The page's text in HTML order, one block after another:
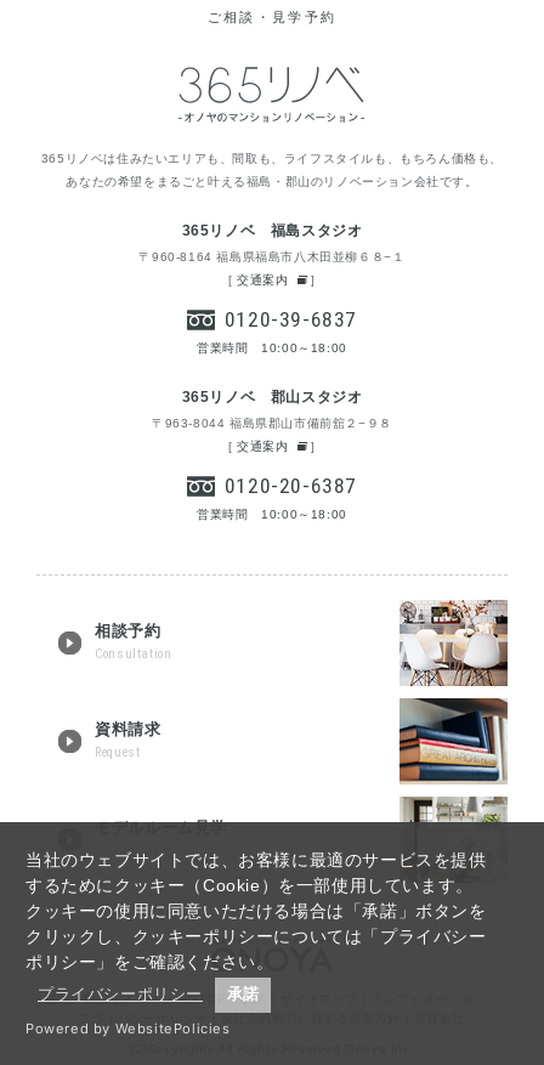
当社のウェブサイトでは、お客様に最適のサービスを提供
するためにクッキー（Cookie）を一部使用しています。
クッキーの使用に同意いただける場合は「承諾」ボタンを
クリックし、クッキーポリシーについては「プライバシー
ポリシー」をご確認ください。
プライバシーポリシー
承諾
Powered by WebsitePolicies
ご相談・見学予約
365リノベは住みたいエリアも、間取も、ライフスタイルも、もちろん価格も、
あなたの希望をまるごと叶える福島・郡山のリノベーション会社です。
365リノベ 福島スタジオ
〒960-8164 福島県福島市八木田並柳６８−１
[交通案内 ]
0120-39-6837
営業時間 10:00～18:00
365リノベ 郡山スタジオ
〒963-8044 福島県郡山市備前舘２−９８
[交通案内 ]
0120-20-6387
営業時間 10:00～18:00
相談予約
Consultation
資料請求
Request
モデルルーム見学
Tour reservation
福島・郡山リノベーションTOP ｜Q&A